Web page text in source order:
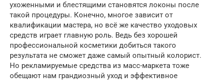
ухоженными и блестящими становятся локоны после
такой процедуры. Конечно, многое зависит от
квалификации мастера, но всё же качество уходовых
средств играет главную роль. Ведь без хорошей
профессиональной косметики добиться такого
результата не сможет даже самый опытный колорист.
Но рекламируемые средства из масс-маркета тоже
обещают нам грандиозный уход и эффективное